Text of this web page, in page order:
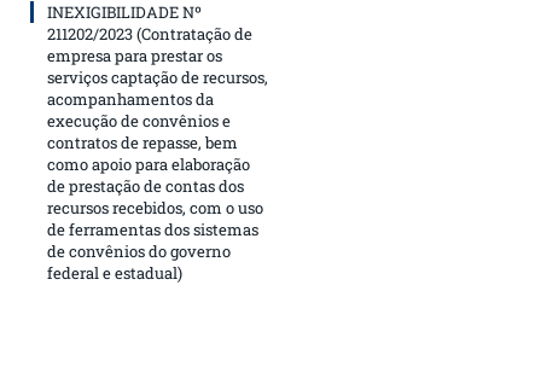
INEXIGIBILIDADE Nº
211202/2023 (Contratação de
empresa para prestar os
serviços captação de recursos,
acompanhamentos da
execução de convênios e
contratos de repasse, bem
como apoio para elaboração
de prestação de contas dos
recursos recebidos, com o uso
de ferramentas dos sistemas
de convênios do governo
federal e estadual)